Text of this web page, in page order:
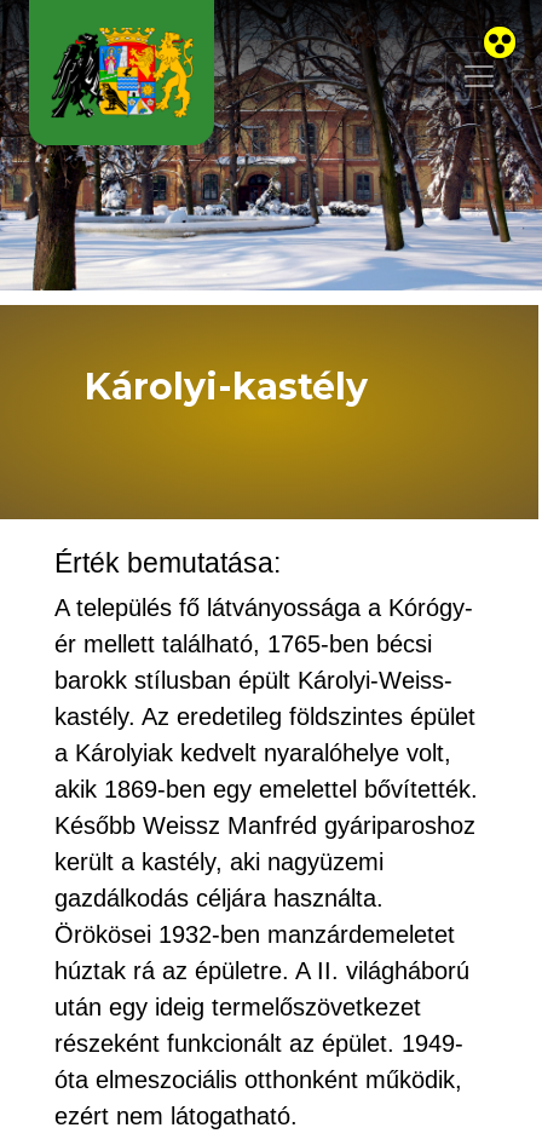
Skip to main content
Károlyi-kastély
Érték bemutatása:
A település fő látványossága a Kórógy-
ér mellett található, 1765-ben bécsi
barokk stílusban épült Károlyi-Weiss-
kastély. Az eredetileg földszintes épület
a Károlyiak kedvelt nyaralóhelye volt,
akik 1869-ben egy emelettel bővítették.
Később Weissz Manfréd gyáriparoshoz
került a kastély, aki nagyüzemi
gazdálkodás céljára használta.
Örökösei 1932-ben manzárdemeletet
húztak rá az épületre. A II. világháború
után egy ideig termelőszövetkezet
részeként funkcionált az épület. 1949-
óta elmeszociális otthonként működik,
ezért nem látogatható.